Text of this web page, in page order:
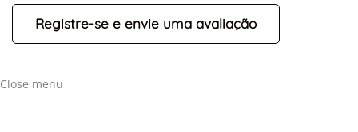
Close menu